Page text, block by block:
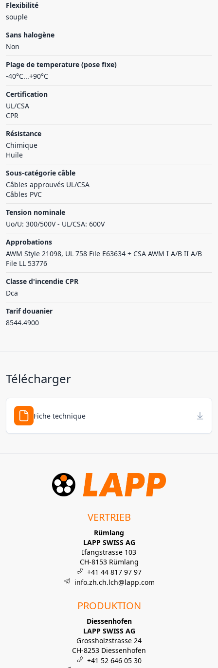
Flexibilité
souple
Sans halogène
Non
Plage de temperature (pose fixe)
-40°C...+90°C
Certification
UL/CSA
CPR
Résistance
Chimique
Huile
Sous-catégorie câble
Câbles approuvés UL/CSA
Câbles PVC
Tension nominale
Uo/U: 300/500V - UL/CSA: 600V
Approbations
AWM Style 21098, UL 758 File E63634 + CSA AWM I A/B II A/B
File LL 53776
Classe d'incendie CPR
Dca
Tarif douanier
8544.4900
Télécharger
Fiche technique
VERTRIEB
Rümlang
LAPP SWISS AG
Ifangstrasse 103
CH-8153 Rümlang
+41 44 817 97 97
info.zh.ch.lch@lapp.com
PRODUKTION
Diessenhofen
LAPP SWISS AG
Grossholzstrasse 24
CH-8253 Diessenhofen
+41 52 646 05 30